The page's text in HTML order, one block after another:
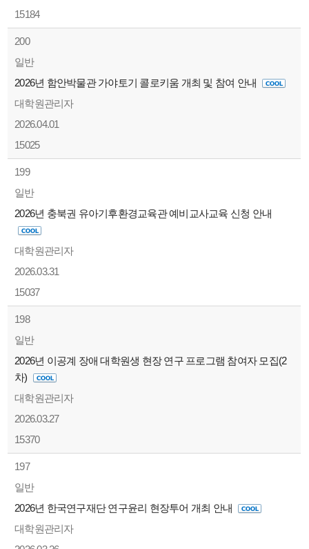
15184
200
일반
2026년 함안박물관 가야토기 콜로키움 개최 및 참여 안내
대학원관리자
2026.04.01
15025
199
일반
2026년 충북권 유아기후환경교육관 예비교사교육 신청 안내
대학원관리자
2026.03.31
15037
198
일반
2026년 이공계 장애 대학원생 현장 연구 프로그램 참여자 모집(2
차)
대학원관리자
2026.03.27
15370
197
일반
2026년 한국연구재단 연구윤리 현장투어 개최 안내
대학원관리자